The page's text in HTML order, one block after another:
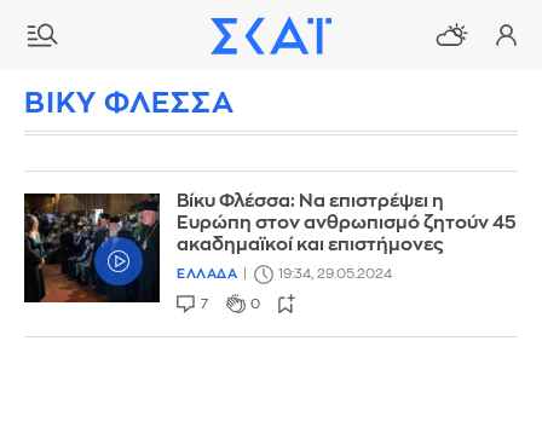
ΒΙΚΥ ΦΛΕΣΣΑ
Βίκυ Φλέσσα: Να επιστρέψει η
Ευρώπη στον ανθρωπισμό ζητούν 45
ακαδημαϊκοί και επιστήμονες
ΕΛΛΑΔΑ 19:34, 29.05.2024
7 0